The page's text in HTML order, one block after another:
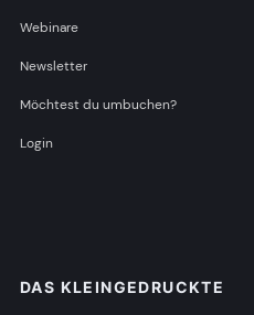
Webinare
Newsletter
Möchtest du umbuchen?
Login
DAS KLEINGEDRUCKTE